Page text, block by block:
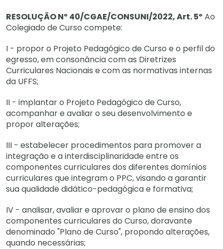
RESOLUÇÃO Nº 40/CGAE/CONSUNI/2022, Art. 5º Ao
Colegiado de Curso compete:
I - propor o Projeto Pedagógico de Curso e o perfil do
egresso, em consonância com as Diretrizes
Curriculares Nacionais e com as normativas internas
da UFFS;
II - implantar o Projeto Pedagógico de Curso,
acompanhar e avaliar o seu desenvolvimento e
propor alterações;
III - estabelecer procedimentos para promover a
integração e a interdisciplinaridade entre os
componentes curriculares dos diferentes domínios
curriculares que integram o PPC, visando a garantir
sua qualidade didático-pedagógica e formativa;
IV - analisar, avaliar e aprovar o plano de ensino dos
componentes curriculares do Curso, doravante
denominado "Plano de Curso", propondo alterações,
quando necessárias;